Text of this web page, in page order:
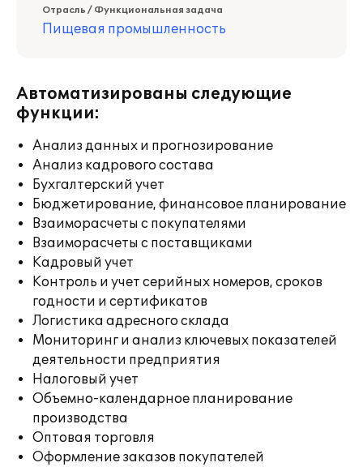
Отрасль / Функциональная задача
Пищевая промышленность
Автоматизированы следующие
функции:
Анализ данных и прогнозирование
Анализ кадрового состава
Бухгалтерский учет
Бюджетирование, финансовое планирование
Взаиморасчеты с покупателями
Взаиморасчеты с поставщиками
Кадровый учет
Контроль и учет серийных номеров, сроков
годности и сертификатов
Логистика адресного склада
Мониторинг и анализ ключевых показателей
деятельности предприятия
Налоговый учет
Объемно-календарное планирование
производства
Оптовая торговля
Оформление заказов покупателей